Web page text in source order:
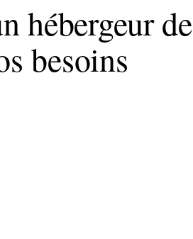
hébergeur de
besoins